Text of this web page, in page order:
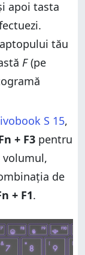
11 din
11
în
10
11 cu
Volum sau
sunetului de
11 din
11
în
11 cu
Volum sau
sunetului de
volumul?
apoi tasta
tău
F(pe
S 15,
+ F3 pentru
volumul,
de
+ F1.